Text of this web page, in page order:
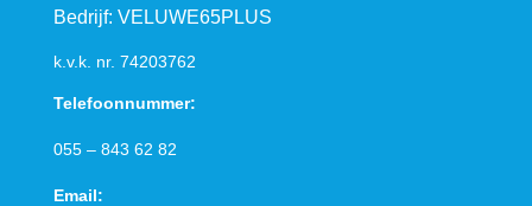
Bedrijf: VELUWE65PLUS
k.v.k. nr. 74203762
Telefoonnummer:
055 – 843 62 82
Email: